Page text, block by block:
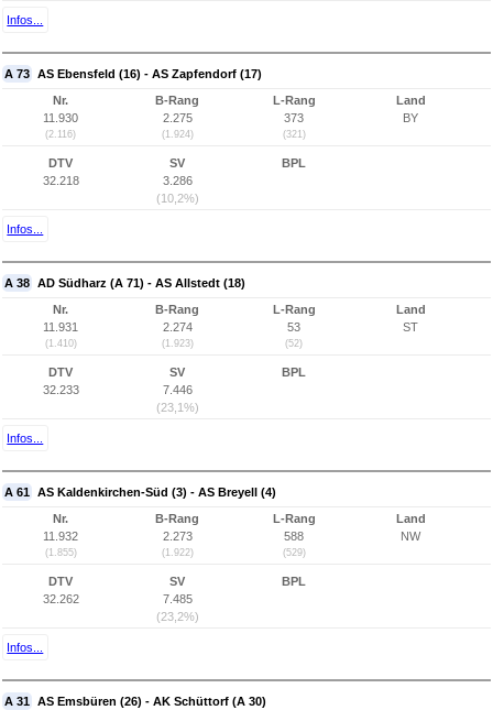
Infos...
A 73 AS Ebensfeld (16) - AS Zapfendorf (17)
Nr.
11.930
(2.116)
B-Rang
2.275
(1.924)
L-Rang
373
(321)
Land
BY
DTV
32.218
SV
3.286
(10,2%)
BPL
Infos...
A 38 AD Südharz (A 71) - AS Allstedt (18)
Nr.
11.931
(1.410)
B-Rang
2.274
(1.923)
L-Rang
53
(52)
Land
ST
DTV
32.233
SV
7.446
(23,1%)
BPL
Infos...
A 61 AS Kaldenkirchen-Süd (3) - AS Breyell (4)
Nr.
11.932
(1.855)
B-Rang
2.273
(1.922)
L-Rang
588
(529)
Land
NW
DTV
32.262
SV
7.485
(23,2%)
BPL
Infos...
A 31 AS Emsbüren (26) - AK Schüttorf (A 30)